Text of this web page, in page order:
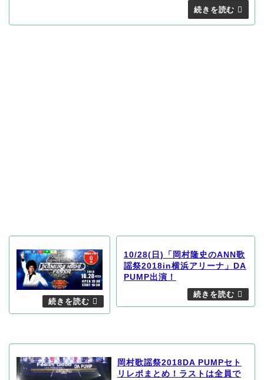
10/28(日)「岡村隆史のANN歌
謡祭2018in横浜アリーナ」DA
PUMP出演！
岡村歌謡祭2018DA PUMPセト
リレポまとめ！ラストは全員で